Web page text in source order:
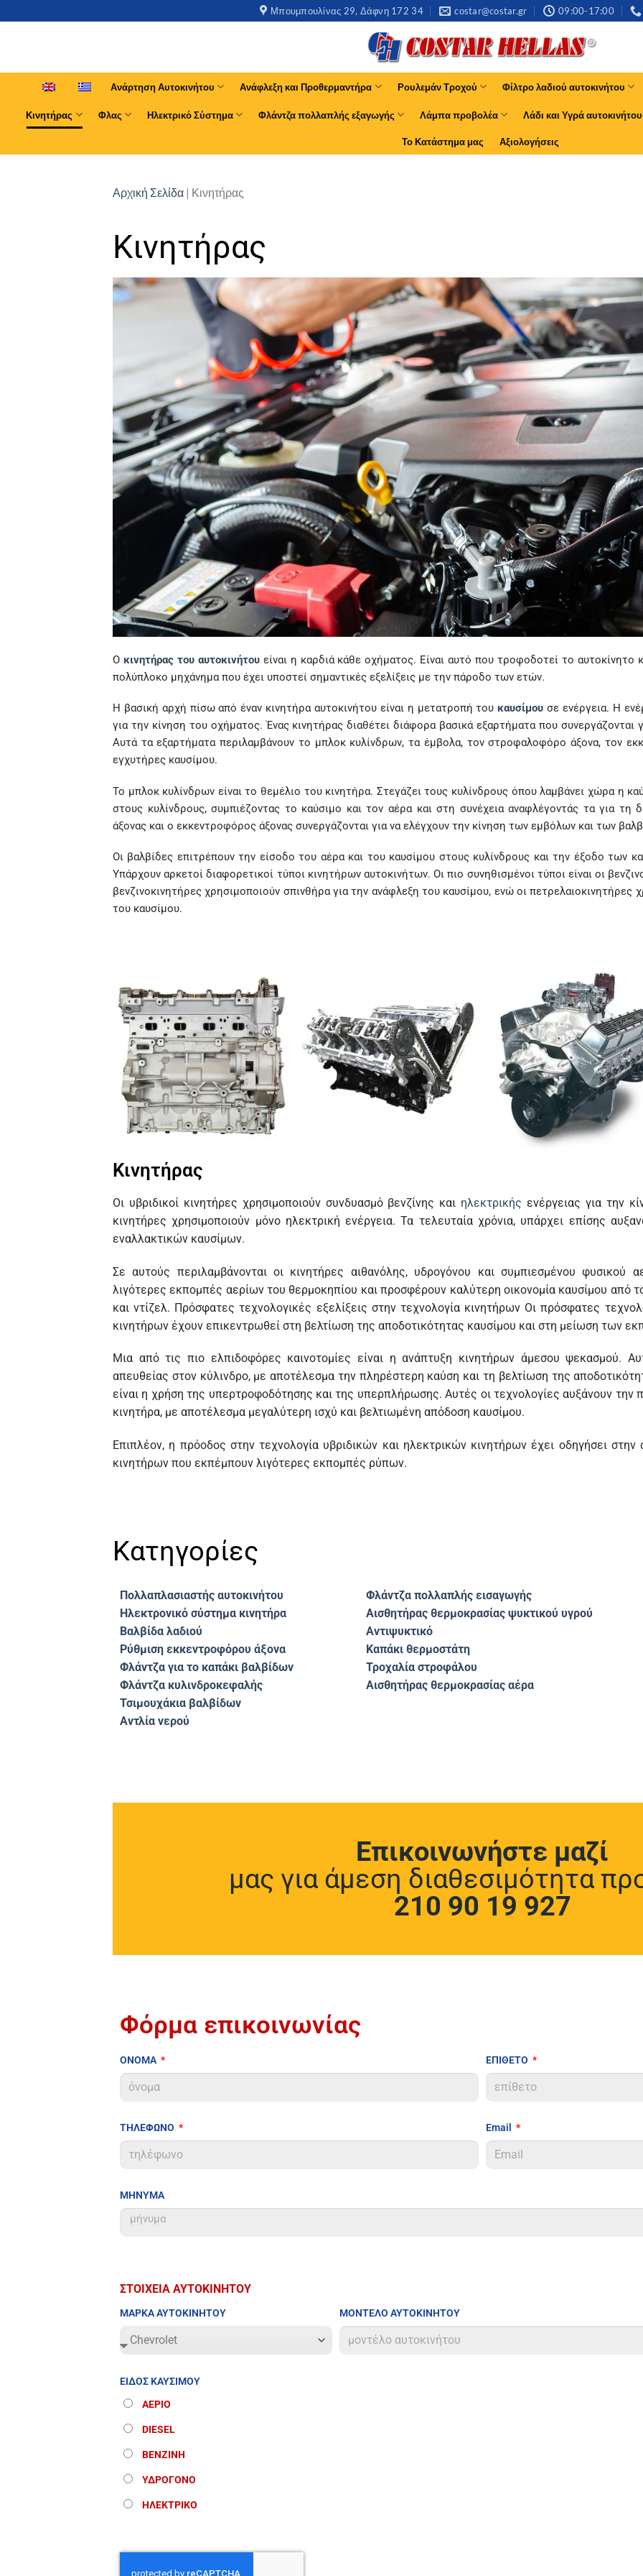
Μπουμπουλίνας 29, Δάφνη 172 34​ costar@costar.gr 09:00-17:00
Ανάρτηση Αυτοκινήτου Ανάφλεξη και Προθερμαντήρα Ρουλεμάν Τροχού Φίλτρο λαδιού αυτοκινήτου
Κινητήρας Φλας Ηλεκτρικό Σύστημα Φλάντζα πολλαπλής εξαγωγής Λάμπα προβολέα Λάδι και Υγρά αυτοκινήτου
Το Κατάστημα μας Αξιολογήσεις
Αρχική Σελίδα | Κινητήρας
Κινητήρας
Ο κινητήρας του αυτοκινήτου είναι η καρδιά κάθε οχήματος. Είναι αυτό που τροφοδοτεί το αυτοκίνητο
πολύπλοκο μηχάνημα που έχει υποστεί σημαντικές εξελίξεις με την πάροδο των ετών.
Η βασική αρχή πίσω από έναν κινητήρα αυτοκινήτου είναι η μετατροπή του καυσίμου σε ενέργεια. Η
για την κίνηση του οχήματος. Ένας κινητήρας διαθέτει διάφορα βασικά εξαρτήματα που συνεργάζονται
Αυτά τα εξαρτήματα περιλαμβάνουν το μπλοκ κυλίνδρων, τα έμβολα, τον στροφαλοφόρο άξονα, τον
εγχυτήρες καυσίμου.
Το μπλοκ κυλίνδρων είναι το θεμέλιο του κινητήρα. Στεγάζει τους κυλίνδρους όπου λαμβάνει χώρα η
στους κυλίνδρους, συμπιέζοντας το καύσιμο και τον αέρα και στη συνέχεια αναφλέγοντάς τα για τη
άξονας και ο εκκεντροφόρος άξονας συνεργάζονται για να ελέγχουν την κίνηση των εμβόλων και των
Οι βαλβίδες επιτρέπουν την είσοδο του αέρα και του καυσίμου στους κυλίνδρους και την έξοδο των
Υπάρχουν αρκετοί διαφορετικοί τύποι κινητήρων αυτοκινήτων. Οι πιο συνηθισμένοι τύποι είναι οι
βενζινοκινητήρες χρησιμοποιούν σπινθήρα για την ανάφλεξη του καυσίμου, ενώ οι πετρελαιοκινητήρες
του καυσίμου.
Κινητήρας
Οι υβριδικοί κινητήρες χρησιμοποιούν συνδυασμό βενζίνης και ηλεκτρικής ενέργειας για την
κινητήρες χρησιμοποιούν μόνο ηλεκτρική ενέργεια. Τα τελευταία χρόνια, υπάρχει επίσης
εναλλακτικών καυσίμων.
Σε αυτούς περιλαμβάνονται οι κινητήρες αιθανόλης, υδρογόνου και συμπιεσμένου φυσικού
λιγότερες εκπομπές αερίων του θερμοκηπίου και προσφέρουν καλύτερη οικονομία καυσίμου από
και ντίζελ. Πρόσφατες τεχνολογικές εξελίξεις στην τεχνολογία κινητήρων Οι πρόσφατες
κινητήρων έχουν επικεντρωθεί στη βελτίωση της αποδοτικότητας καυσίμου και στη μείωση των
Μια από τις πιο ελπιδοφόρες καινοτομίες είναι η ανάπτυξη κινητήρων άμεσου ψεκασμού.
απευθείας στον κύλινδρο, με αποτέλεσμα την πληρέστερη καύση και τη βελτίωση της
είναι η χρήση της υπερτροφοδότησης και της υπερπλήρωσης. Αυτές οι τεχνολογίες αυξάνουν την
κινητήρα, με αποτέλεσμα μεγαλύτερη ισχύ και βελτιωμένη απόδοση καυσίμου.
Επιπλέον, η πρόοδος στην τεχνολογία υβριδικών και ηλεκτρικών κινητήρων έχει οδηγήσει
κινητήρων που εκπέμπουν λιγότερες εκπομπές ρύπων.
Κατηγορίες
Πολλαπλασιαστής αυτοκινήτου
Ηλεκτρονικό σύστημα κινητήρα
Βαλβίδα λαδιού
Ρύθμιση εκκεντροφόρου άξονα
Φλάντζα για το καπάκι βαλβίδων
Φλάντζα κυλινδροκεφαλής
Τσιμουχάκια βαλβίδων
Αντλία νερού
Φλάντζα πολλαπλής εισαγωγής
Αισθητήρας θερμοκρασίας ψυκτικού υγρού
Αντιψυκτικό
Καπάκι θερμοστάτη
Τροχαλία στροφάλου
Αισθητήρας θερμοκρασίας αέρα
Επικοινωνήστε μαζί
μας για άμεση διαθεσιμότητα
210 90 19 927
Φόρμα επικοινωνίας
ΟΝΟΜΑ ΕΠΙΘΕΤΟ
ΤΗΛΕΦΩΝΟ Email
ΜΗΝΥΜΑ
ΣΤΟΙΧΕΙΑ ΑΥΤΟΚΙΝΗΤΟΥ
ΜΑΡΚΑ ΑΥΤΟΚΙΝΗΤΟΥ ΜΟΝΤΕΛΟ ΑΥΤΟΚΙΝΗΤΟΥ
ΕΙΔΟΣ ΚΑΥΣΙΜΟΥ
ΑΕΡΙΟ
DIESEL
ΒΕΝΖΙΝΗ
ΥΔΡΟΓΟΝΟ
ΗΛΕΚΤΡΙΚΟ